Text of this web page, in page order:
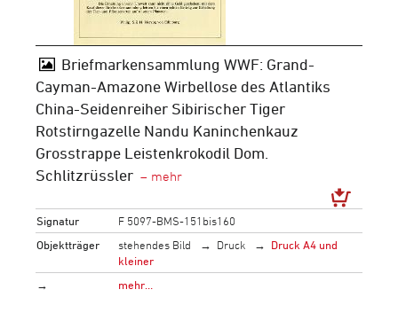
Briefmarkensammlung WWF: Grand-
Cayman-Amazone Wirbellose des Atlantiks
China-Seidenreiher Sibirischer Tiger
Rotstirngazelle Nandu Kaninchenkauz
Grosstrappe Leistenkrokodil Dom.
Schlitzrüssler
Signatur
F 5097-BMS-151bis160
Objektträger
stehendes Bild Druck
Druck A4 und
kleiner
→
mehr…